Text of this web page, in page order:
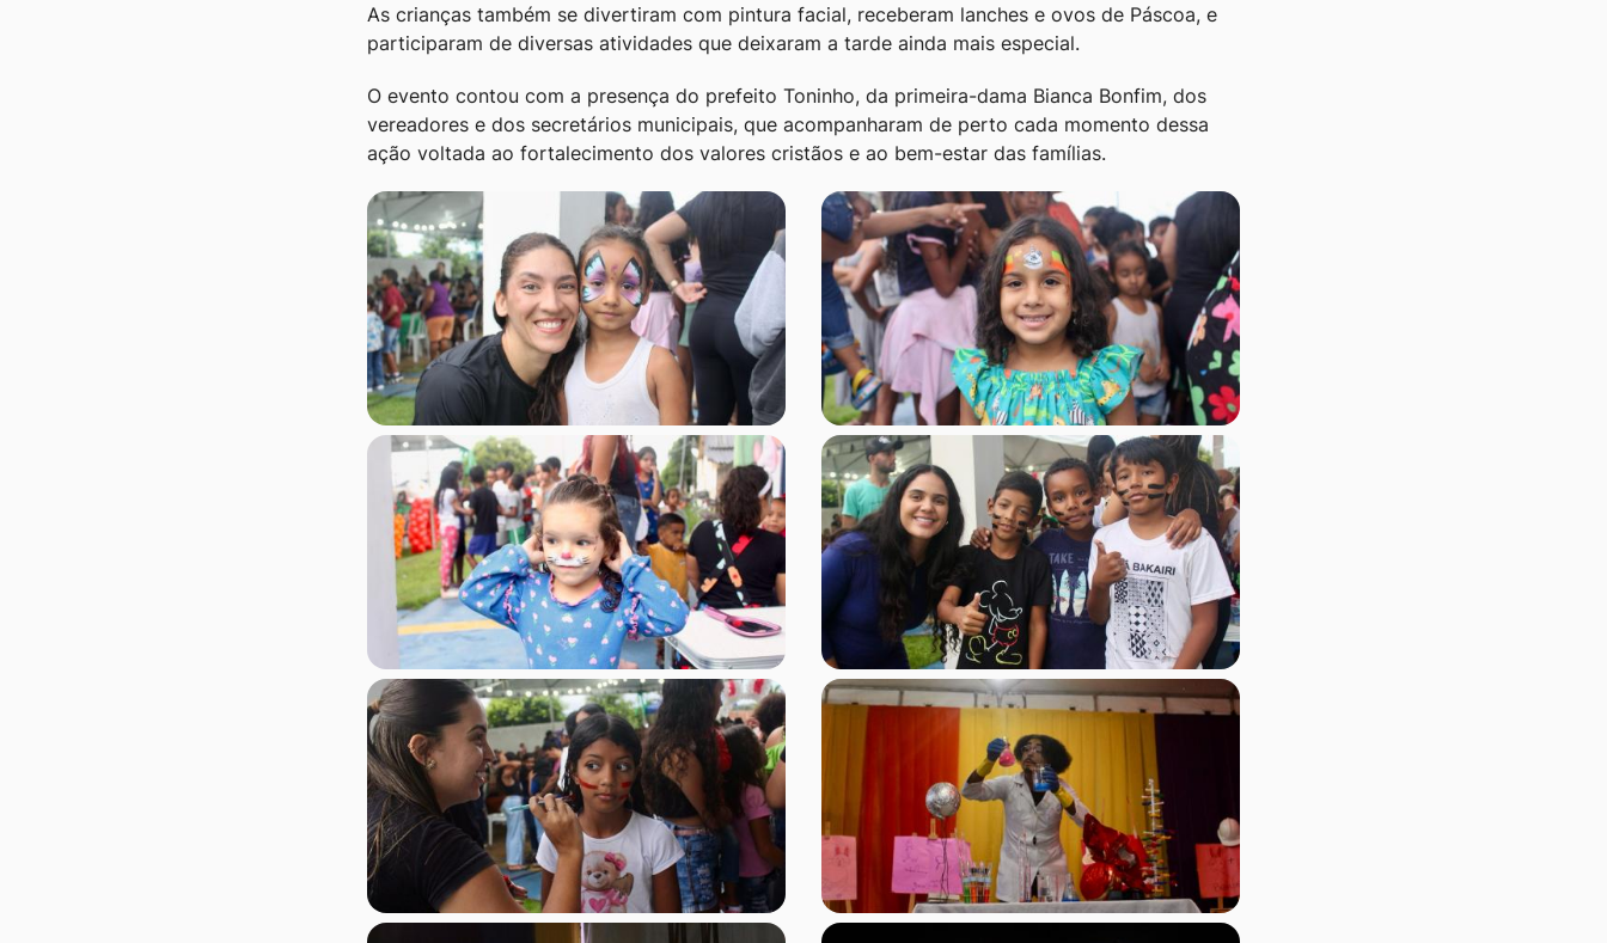
As crianças também se divertiram com pintura facial, receberam lanches e ovos de Páscoa, e
participaram de diversas atividades que deixaram a tarde ainda mais especial.
O evento contou com a presença do prefeito Toninho, da primeira-dama Bianca Bonfim, dos
vereadores e dos secretários municipais, que acompanharam de perto cada momento dessa
ação voltada ao fortalecimento dos valores cristãos e ao bem-estar das famílias.